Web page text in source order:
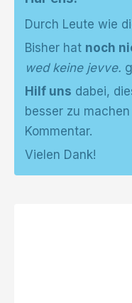
Durch Leute wie
Bisher hat noch
wed keine jevve.
Hilf uns dabei,
besser zu
Kommentar.
Vielen Dank!